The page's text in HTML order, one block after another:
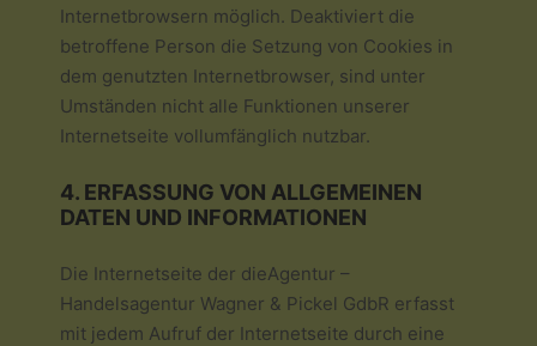
Internetbrowsern möglich. Deaktiviert die
betroffene Person die Setzung von Cookies in
dem genutzten Internetbrowser, sind unter
Umständen nicht alle Funktionen unserer
Internetseite vollumfänglich nutzbar.
4. ERFASSUNG VON ALLGEMEINEN
DATEN UND INFORMATIONEN
Die Internetseite der dieAgentur –
Handelsagentur Wagner & Pickel GdbR erfasst
mit jedem Aufruf der Internetseite durch eine